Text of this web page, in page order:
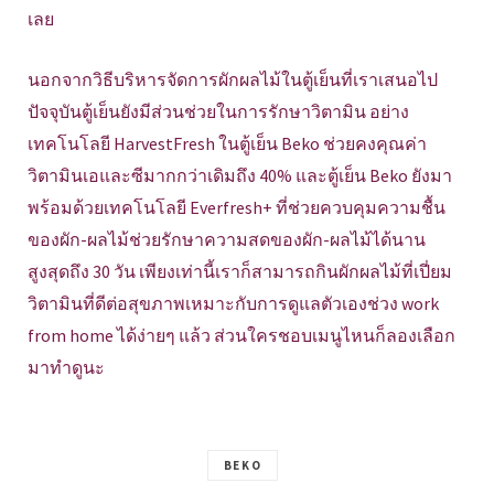
เลย
นอกจากวิธีบริหารจัดการผักผลไม้ในตู้เย็นที่เราเสนอไป
ปัจจุบันตู้เย็นยังมีส่วนช่วยในการรักษาวิตามิน อย่าง
เทคโนโลยี HarvestFresh ในตู้เย็น Beko ช่วยคงคุณค่า
วิตามินเอและซีมากกว่าเดิมถึง 40% และตู้เย็น Beko ยังมา
พร้อมด้วยเทคโนโลยี Everfresh+ ที่ช่วยควบคุมความชื้น
ของผัก-ผลไม้ช่วยรักษาความสดของผัก-ผลไม้ได้นาน
สูงสุดถึง 30 วัน เพียงเท่านี้เราก็สามารถกินผักผลไม้ที่เปี่ยม
วิตามินที่ดีต่อสุขภาพเหมาะกับการดูแลตัวเองช่วง work
from home ได้ง่ายๆ แล้ว ส่วนใครชอบเมนูไหนก็ลองเลือก
มาทำดูนะ
BEKO